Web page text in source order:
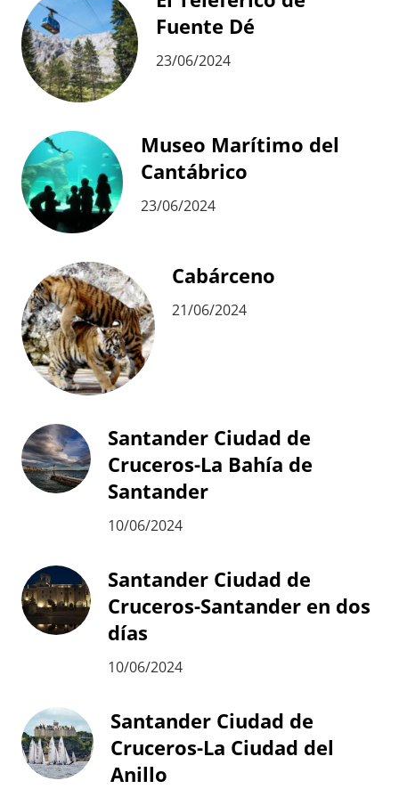
Fuente Dé
23/06/2024
Museo Marítimo del
Cantábrico
23/06/2024
Cabárceno
21/06/2024
Santander Ciudad de
Cruceros-La Bahía de
Santander
10/06/2024
Santander Ciudad de
Cruceros-Santander en dos
días
10/06/2024
Santander Ciudad de
Cruceros-La Ciudad del
Anillo